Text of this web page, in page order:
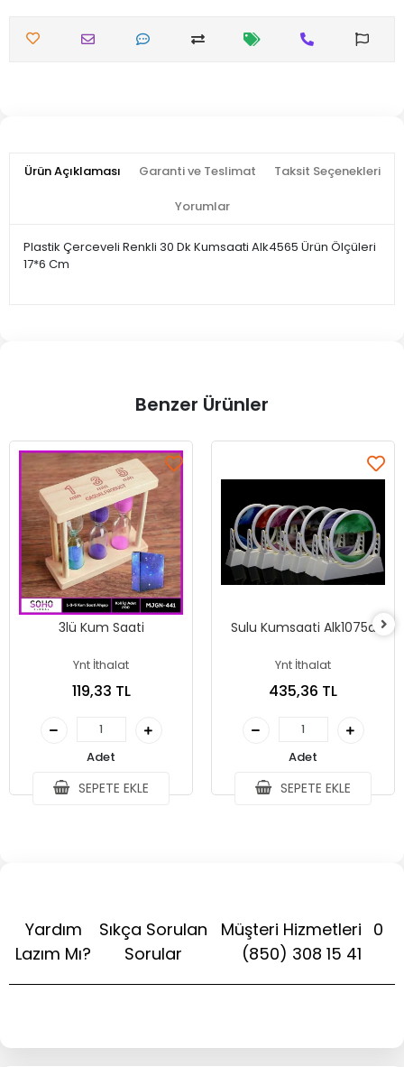
Ürün Açıklaması Garanti ve Teslimat Taksit Seçenekleri
Yorumlar
Plastik Çerceveli Renkli 30 Dk Kumsaati Alk4565 Ürün Ölçüleri
17*6 Cm
Benzer Ürünler
3lü Kum Saati
Ynt İthalat
119,33 TL
Adet
SEPETE EKLE
Sulu Kumsaati Alk1075a
Ynt İthalat
435,36 TL
Adet
SEPETE EKLE
Yardım
Lazım Mı?
Sıkça Sorulan
Sorular
Müşteri Hizmetleri 0
(850) 308 15 41